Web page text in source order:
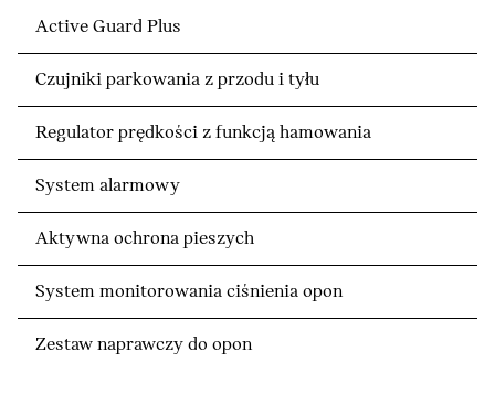
Active Guard Plus
Czujniki parkowania z przodu i tyłu
Regulator prędkości z funkcją hamowania
System alarmowy
Aktywna ochrona pieszych
System monitorowania ciśnienia opon
Zestaw naprawczy do opon